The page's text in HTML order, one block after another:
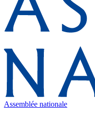
Assemblée nationale